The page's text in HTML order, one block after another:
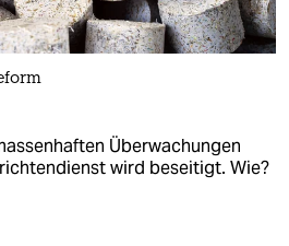
Überwachungen
wird beseitigt. Wie?